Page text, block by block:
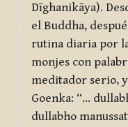
Dīghanikāya).
el Buddha,
rutina diaria por
monjes con
meditador serio,
Goenka: “…
dullabho